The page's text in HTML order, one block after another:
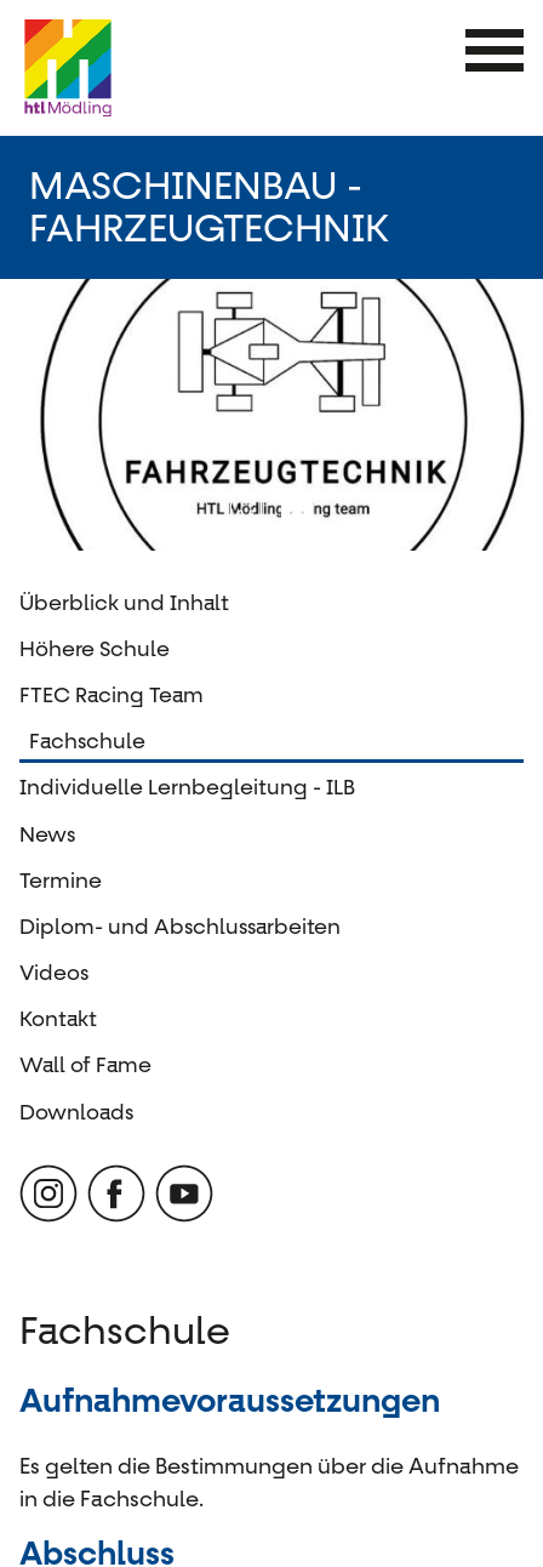
Direkt
zum
Inhalt
MASCHINENBAU -
FAHRZEUGTECHNIK
Überblick und Inhalt
Höhere Schule
FTEC Racing Team
Fachschule
Individuelle Lernbegleitung - ILB
News
Termine
Diplom- und Abschlussarbeiten
Videos
Kontakt
Wall of Fame
Downloads
Fachschule
Aufnahmevoraussetzungen
Es gelten die Bestimmungen über die Aufnahme
in die Fachschule.
Abschluss